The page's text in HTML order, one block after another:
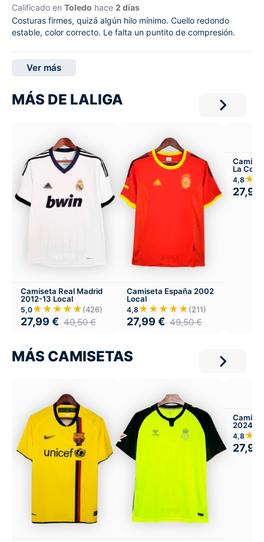
Calificado en Toledo hace 2 días
Costuras firmes, quizá algún hilo mínimo. Cuello redondo
estable, color correcto. Le falta un puntito de compresión.
Ver más
MÁS DE LALIGA
Camiseta Real Madrid
2012-13 Local
5,0★★★★★(426)
27,99 € 49,50€
Camiseta España 2002
Local
4,8 ★★★★★(211)
27,99 € 49,50€
La
Local
4,8
27,99
MÁS CAMISETAS
2024-
Infantil
4,8
27,99